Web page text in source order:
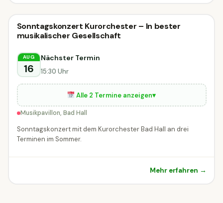
Klassik-
Konzert
Bad Hall
Klassik-Konzert
Sonntagskonzert Kurorchester – In bester
musikalischer Gesellschaft
AUG
16
Nächster Termin
15:30 Uhr
Alle 2 Termine anzeigen▾
Musikpavillon, Bad Hall
Sonntagskonzert mit dem Kurorchester Bad Hall an drei
Terminen im Sommer.
Mehr erfahren →